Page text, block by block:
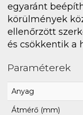
egyaránt
körülmények
ellenőrzött
és csökkentik a
Paraméterek
Anyag
Átmérő (mm)